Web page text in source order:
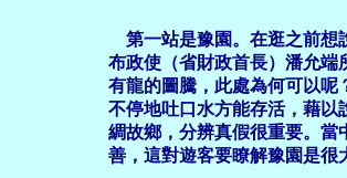
第一站是豫園。在逛之前想
布政使（省財政首長）潘允端
有龍的圖騰，此處為何可以呢
不停地吐口水方能存活，藉以
綢故鄉，分辨真假很重要。當
善，這對遊客要瞭解豫園是很